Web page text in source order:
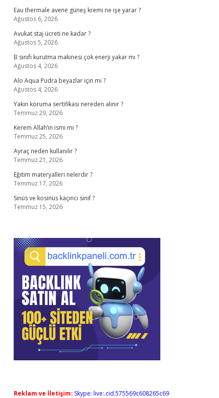
Eau thermale avene güneş kremi ne işe yarar ?
Ağustos 6, 2026
Avukat staj ücreti ne kadar ?
Ağustos 5, 2026
B sınıfı kurutma makinesi çok enerji yakar mı ?
Ağustos 4, 2026
Alo Aqua Pudra beyazlar için mi ?
Ağustos 4, 2026
Yakın koruma sertifikası nereden alınır ?
Temmuz 29, 2026
Kerem Allah’ın ismi mi ?
Temmuz 25, 2026
Ayraç neden kullanılır ?
Temmuz 21, 2026
Eğitim materyalleri nelerdir ?
Temmuz 17, 2026
Sinüs ve kosinüs kaçıncı sınıf ?
Temmuz 15, 2026
Reklam ve İletişim: Skype: live:.cid.575569c608265c69